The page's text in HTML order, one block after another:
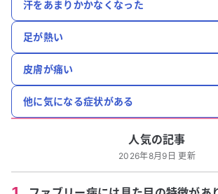
汗をあまりかかなくなった
足が熱い
皮膚が痛い
他に気になる症状がある
人気の記事
2026年8月9日 更新